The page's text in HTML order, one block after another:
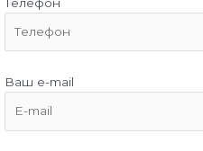
Ваш e-mail